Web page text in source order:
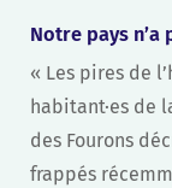
Notre pays n’a
« Les pires de
habitant·es de
des Fourons
frappés